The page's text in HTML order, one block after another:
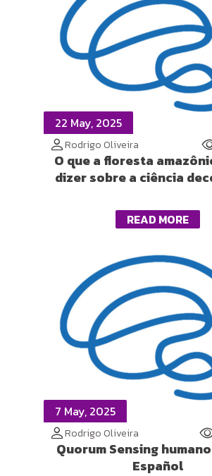
22 May, 2025
Rodrigo Oliveira
O que a floresta
dizer sobre a ciência
READ MORE
7 May, 2025
Rodrigo Oliveira
Quorum Sensing
Español